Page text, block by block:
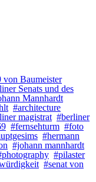
von Baumeister
Senats und des
Mannhardt
#architecture
magistrat #berliner
#fernsehturm #foto
#hermann
#johann mannhardt
#pilaster
#senat von